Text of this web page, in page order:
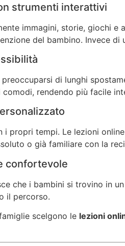
strumenti interattivi
immagini, storie, giochi
del bambino. Invece
di lunghi
rendendo più facile
i propri tempi. Le lezioni
o già familiare con la
confortevole
che i bambini si trovino in
il percorso.
scelgono le lezioni